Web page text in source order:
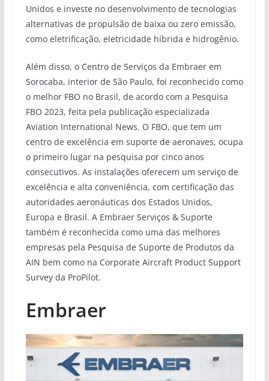
Unidos e investe no desenvolvimento de tecnologias
alternativas de propulsão de baixa ou zero emissão,
como eletrificação, eletricidade híbrida e hidrogênio.
Além disso, o Centro de Serviços da Embraer em
Sorocaba, interior de São Paulo, foi reconhecido como
o melhor FBO no Brasil, de acordo com a Pesquisa
FBO 2023, feita pela publicação especializada
Aviation International News. O FBO, que tem um
centro de excelência em suporte de aeronaves, ocupa
o primeiro lugar na pesquisa por cinco anos
consecutivos. As instalações oferecem um serviço de
excelência e alta conveniência, com certificação das
autoridades aeronáuticas dos Estados Unidos,
Europa e Brasil. A Embraer Serviços & Suporte
também é reconhecida como uma das melhores
empresas pela Pesquisa de Suporte de Produtos da
AIN bem como na Corporate Aircraft Product Support
Survey da ProPilot.
Embraer